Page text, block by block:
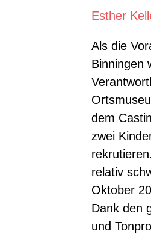
Esther
Als die
Binningen
dem
zwei
relativ
Oktober
Dank den
und